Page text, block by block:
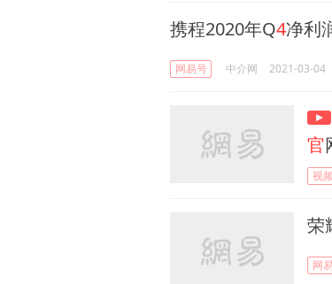
携程2020年Q4净利
网易号 中介网 2021-03-04
官
视频
荣
网